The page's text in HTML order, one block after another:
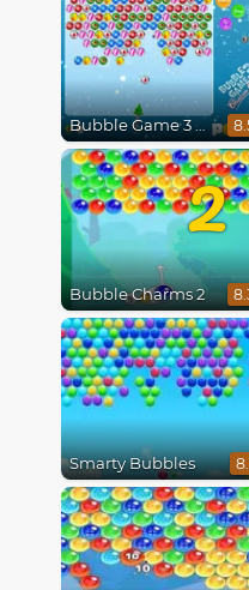
Bubble Game 3 Christmas
2
Bubble Charms 2
Smarty Bubbles